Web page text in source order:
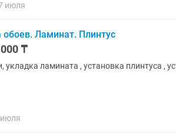
июля
обоев. Ламинат. Плинтус
₸
укладка ламината , установка плинтуса ,